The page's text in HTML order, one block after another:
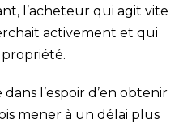
l’acheteur qui agit vite
activement et qui
l’espoir d’en obtenir
mener à un délai plus